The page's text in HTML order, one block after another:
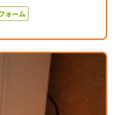
ォーム